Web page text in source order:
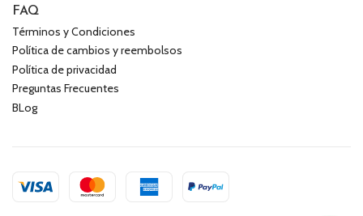
FAQ
Términos y Condiciones
Política de cambios y reembolsos
Política de privacidad
Preguntas Frecuentes
BLog